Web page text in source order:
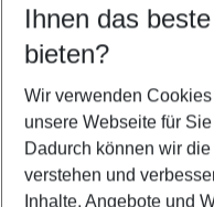
Find the perfect deal
Your departure airport
Any airport
Select your date range
08/08/26–06/08/27
Who will travel
2 adults No
Ihnen das
bieten?
Wir verwenden
unsere Webseite für
Dadurch können wir
verstehen und
Inhalte, Angebote und